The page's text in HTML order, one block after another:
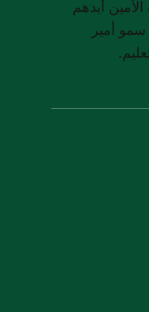
أيدهم
أمير